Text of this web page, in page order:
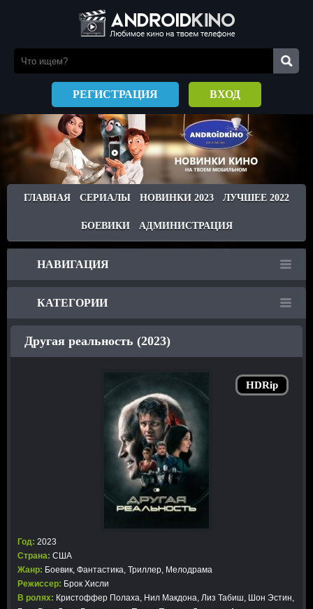
РЕГИСТРАЦИЯ ВХОД
ГЛАВНАЯ СЕРИАЛЫ НОВИНКИ 2023 ЛУЧШЕЕ 2022
БОЕВИКИ АДМИНИСТРАЦИЯ
НАВИГАЦИЯ
КАТЕГОРИИ
HDRip
Другая реальность (2023)
Год: 2023
Страна: США
Жанр: Боевик Фантастика Триллер Мелодрама
Режиссер: Брок Хисли
В ролях: Кристоффер Полаха, Нил Макдона, Лиз Табиш, Шон Эстин,